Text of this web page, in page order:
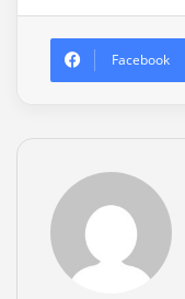
Facebook